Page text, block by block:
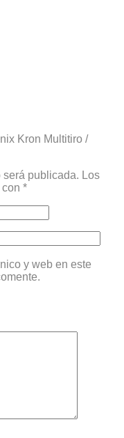
Kron Multitiro /
será publicada. Los
*
y web en este